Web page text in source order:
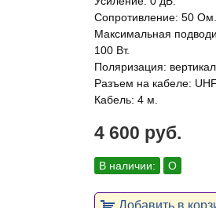
Сопротивление: 50 Ом.
Максимальная
100 Вт.
Поляризация:
Разъем на кабеле: UHF
Кабель: 4 м.
4 600 руб.
В наличии: О
Добавить в